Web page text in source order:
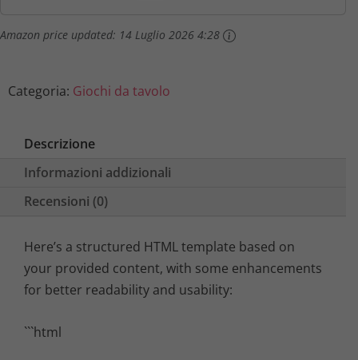
Amazon price updated: 14 Luglio 2026 4:28
Categoria: Giochi da tavolo
Descrizione
Informazioni addizionali
Recensioni (0)
Here’s a structured HTML template based on
your provided content, with some enhancements
for better readability and usability:
```html